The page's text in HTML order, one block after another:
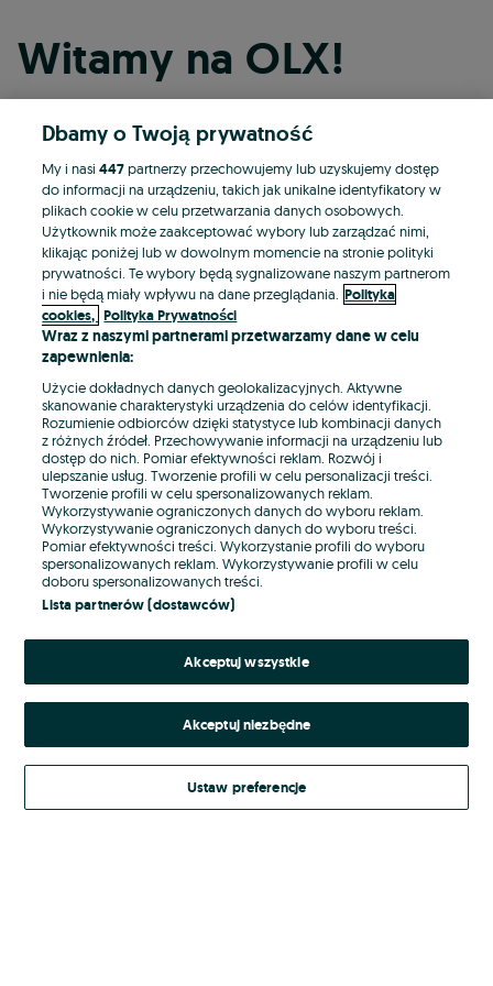
Witamy na OLX!
Kontynuuj przez Facebooka
Kontynuuj przez konto Apple
Kontynuuj przez konto Google
LUB
E-mail
Hasło
Nie pamiętasz hasła?
Zaloguj się
Kontynuując za pośrednictwem jednego z dostawców wskazanych powyżej,
Regulamin serwisuOLX.pl w jego aktualnym brzmieniu.
Dbamy o Twoją prywatność
My i nasi447partnerzy przechowujemy lub uzyskujemy dostęp
do informacji na urządzeniu, takich jak unikalne identyfikatory w
plikach cookie w celu przetwarzania danych osobowych.
Użytkownik może zaakceptować wybory lub zarządzać nimi,
klikając poniżej lub w dowolnym momencie na stronie polityki
prywatności. Te wybory będą sygnalizowane naszym partnerom
i nie będą miały wpływu na dane przeglądania. Polityka
cookies, Polityka Prywatności
Wraz z naszymi partnerami przetwarzamy dane w celu
zapewnienia:
Użycie dokładnych danych geolokalizacyjnych. Aktywne
skanowanie charakterystyki urządzenia do celów identyfikacji.
Rozumienie odbiorców dzięki statystyce lub kombinacji danych
z różnych źródeł. Przechowywanie informacji na urządzeniu lub
dostęp do nich. Pomiar efektywności reklam. Rozwój i
ulepszanie usług. Tworzenie profili w celu personalizacji treści.
Tworzenie profili w celu spersonalizowanych reklam.
Wykorzystywanie ograniczonych danych do wyboru reklam.
Wykorzystywanie ograniczonych danych do wyboru treści.
Pomiar efektywności treści. Wykorzystanie profili do wyboru
spersonalizowanych reklam. Wykorzystywanie profili w celu
doboru spersonalizowanych treści.
Lista partnerów (dostawców)
Akceptuj wszystkie
Akceptuj niezbędne
Ustaw preferencje